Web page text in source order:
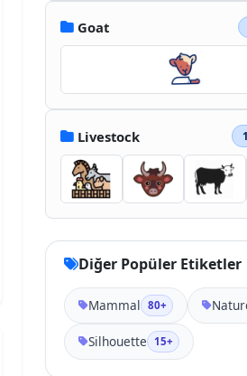
Goat
Livestock
Diğer Popüler Etiketler
Mammal 80+
Silhouette 15+